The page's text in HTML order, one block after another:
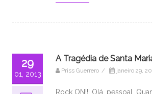
29
01, 2013
A Tragédia de Santa
Priss Guerrero / janeiro 29,
Rock ON!!! Olá, pessoal.